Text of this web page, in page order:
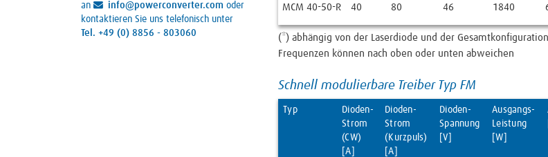
MCM 40-50-R 40 80 46 1840
(*) abhängig von der Laserdiode und der
Frequenzen können nach oben oder unten abweichen
Schnell modulierbare Treiber Typ FM
Typ
Dioden-
Strom
(CW)
[A]
Dioden-
Strom
(Kurzpuls)
[A]
Dioden-
Spannung
[V]
Ausgangs-
Leistung
[W]
an
info@powerconverter.com oder
kontaktieren Sie uns telefonisch unter
Tel. +49 (0) 8856 - 803060